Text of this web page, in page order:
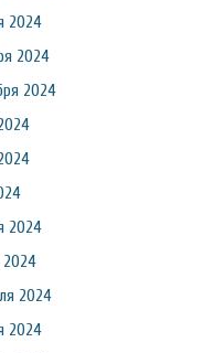
2024
2024
2024
2024
2024
2024